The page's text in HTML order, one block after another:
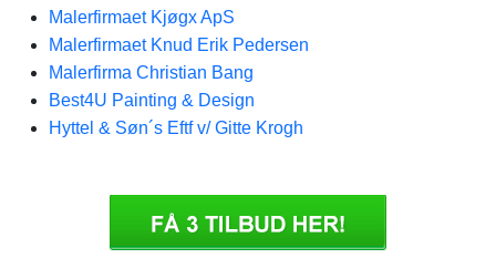
Malerfirmaet Kjøgx ApS
Malerfirmaet Knud Erik Pedersen
Malerfirma Christian Bang
Best4U Painting & Design
Hyttel & Søn´s Eftf v/ Gitte Krogh